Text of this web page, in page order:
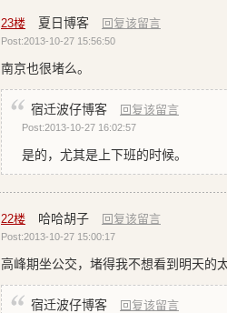
23楼 夏日博客 回复该留言
Post:2013-10-27 15:56:50
南京也很堵么。
宿迁波仔博客 回复该留言
Post:2013-10-27 16:02:57
是的，尤其是上下班的时候。
22楼 哈哈胡子 回复该留言
Post:2013-10-27 15:00:17
高峰期坐公交，堵得我不想看到明天的太
宿迁波仔博客 回复该留言